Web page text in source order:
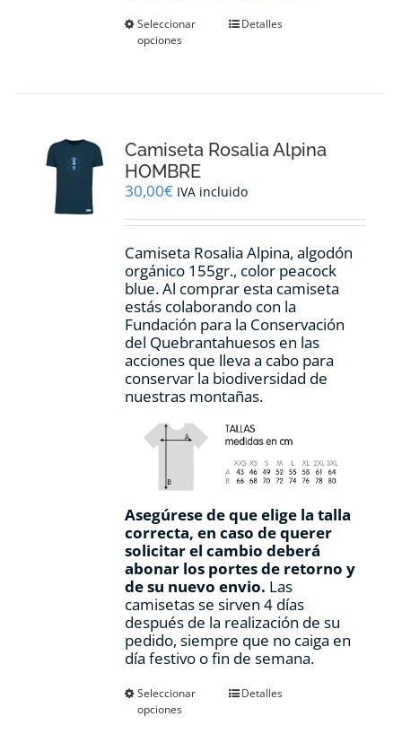
Seleccionar
opciones
Este
se
elegir
la
de
producto
Detalles
Camiseta Rosalia Alpina
HOMBRE
30,00€ IVA incluido
Camiseta Rosalia Alpina, algodón
orgánico 155gr., color peacock
blue. Al comprar esta camiseta
estás colaborando con la
Fundación para la Conservación
del Quebrantahuesos en las
acciones que lleva a cabo para
conservar la biodiversidad de
nuestras montañas.
Asegúrese de que elige la talla
correcta, en caso de querer
solicitar el cambio deberá
abonar los portes de retorno y
de su nuevo envio. Las
camisetas se sirven 4 días
después de la realización de su
pedido, siempre que no caiga en
día festivo o fin de semana.
Seleccionar
opciones
EsteDetalles